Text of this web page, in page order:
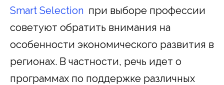
Smart Selection при выборе профессии
советуют обратить внимания на
особенности экономического развития в
регионах. В частности, речь идет о
программах по поддержке различных